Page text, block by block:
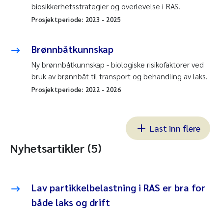
biosikkerhetsstrategier og overlevelse i RAS.
Prosjektperiode: 2023 - 2025
Brønnbåtkunnskap
Ny brønnbåtkunnskap - biologiske risikofaktorer ved
bruk av brønnbåt til transport og behandling av laks.
Prosjektperiode: 2022 - 2026
Last inn flere
Nyhetsartikler (5)
Lav partikkelbelastning i RAS er bra for
både laks og drift